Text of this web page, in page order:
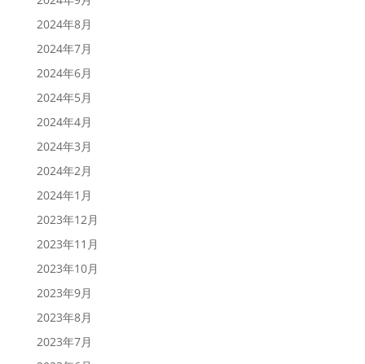
2024年8月
2024年7月
2024年6月
2024年5月
2024年4月
2024年3月
2024年2月
2024年1月
2023年12月
2023年11月
2023年10月
2023年9月
2023年8月
2023年7月